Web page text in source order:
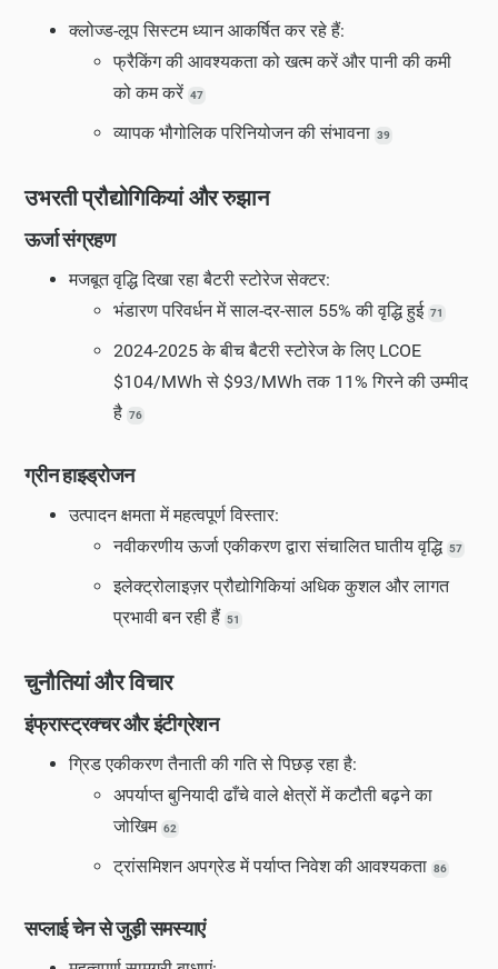
क्लोज्ड-लूप सिस्टम ध्यान आकर्षित कर रहे हैं:
फ्रैकिंग की आवश्यकता को खत्म करें और पानी की कमी
को कम करें 47
व्यापक भौगोलिक परिनियोजन की संभावना 39
उभरती प्रौद्योगिकियां और रुझान
ऊर्जा संग्रहण
मजबूत वृद्धि दिखा रहा बैटरी स्टोरेज सेक्टर:
भंडारण परिवर्धन में साल-दर-साल 55% की वृद्धि हुई 71
2024-2025 के बीच बैटरी स्टोरेज के लिए LCOE
$104/MWh से $93/MWh तक 11% गिरने की उम्मीद
है 76
ग्रीन हाइड्रोजन
उत्पादन क्षमता में महत्वपूर्ण विस्तार:
नवीकरणीय ऊर्जा एकीकरण द्वारा संचालित घातीय वृद्धि 57
इलेक्ट्रोलाइज़र प्रौद्योगिकियां अधिक कुशल और लागत
प्रभावी बन रही हैं 51
चुनौतियां और विचार
इंफ्रास्ट्रक्चर और इंटीग्रेशन
ग्रिड एकीकरण तैनाती की गति से पिछड़ रहा है:
अपर्याप्त बुनियादी ढाँचे वाले क्षेत्रों में कटौती बढ़ने का
जोखिम 62
ट्रांसमिशन अपग्रेड में पर्याप्त निवेश की आवश्यकता 86
सप्लाई चेन से जुड़ी समस्याएं